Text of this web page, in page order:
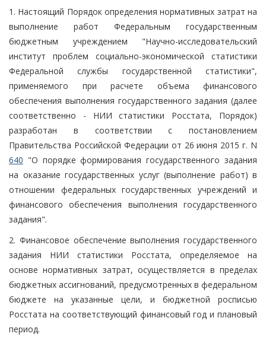
1. Настоящий Порядок определения нормативных затрат на
выполнение работ Федеральным государственным
бюджетным учреждением "Научно-исследовательский
институт проблем социально-экономической статистики
Федеральной службы государственной статистики",
применяемого при расчете объема финансового
обеспечения выполнения государственного задания (далее
соответственно - НИИ статистики Росстата, Порядок)
разработан в соответствии с постановлением
Правительства Российской Федерации от 26 июня 2015 г. N
640 "О порядке формирования государственного задания
на оказание государственных услуг (выполнение работ) в
отношении федеральных государственных учреждений и
финансового обеспечения выполнения государственного
задания".
2. Финансовое обеспечение выполнения государственного
задания НИИ статистики Росстата, определяемое на
основе нормативных затрат, осуществляется в пределах
бюджетных ассигнований, предусмотренных в федеральном
бюджете на указанные цели, и бюджетной росписью
Росстата на соответствующий финансовый год и плановый
период.